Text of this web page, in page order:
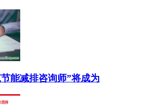
能减排咨询师”将成为